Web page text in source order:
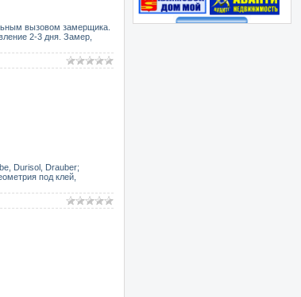
вызовом замерщика.
2-3 дня. Замер,
Durisol, Drauber;
под клей,